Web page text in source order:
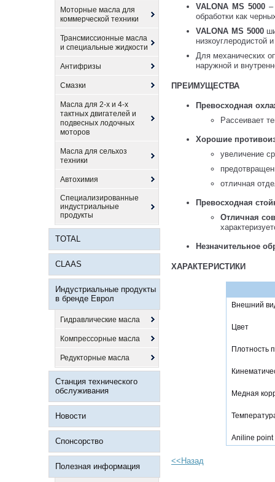
Моторные масла для
коммерческой техники
Трансмиссионные масла
и специальные жидкости
Антифризы
Смазки
Масла для 2-х и 4-х
тактных двигателей и
подвесных лодочных
моторов
Масла для сельхоз
техники
Автохимия
Специализированные
индустриальные
продукты
TOTAL
CLAAS
Индустриальные продукты
в бренде Еврол
Гидравлические масла
Компрессорные масла
Редукторные масла
Станция технического
обслуживания
Новости
Спонсорство
Полезная информация
VALONA MS 5000–
обработки как
VALONA MS 5000
низкоуглеродистой
Для механических
наружной и
ПРЕИМУЩЕСТВА
Превосходная
Рассеивает
Хорошие
увеличение
отличная
Превосходная
Отличная
Незначительное
ХАРАКТЕРИСТИКИ
Внешний
Цвет
Плотность
Медная
Aniline point
<<Назад